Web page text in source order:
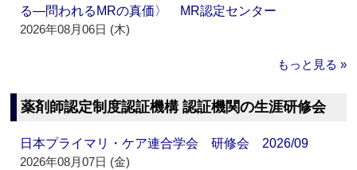
る―問われるMRの真価〉 MR認定センター
2026年08月06日 (木)
もっと見る »
薬剤師認定制度認証機構 認証機関の生涯研修会
日本プライマリ・ケア連合学会 研修会 2026/09
2026年08月07日 (金)